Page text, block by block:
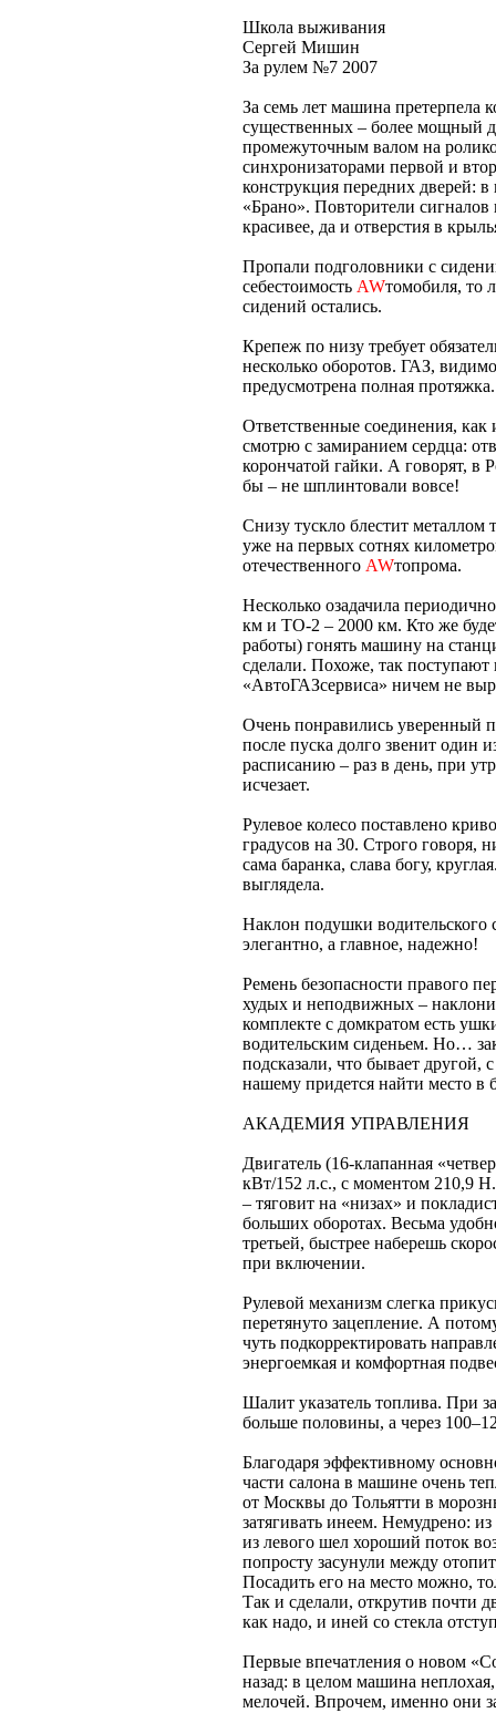
Школа выживания
Сергей Мишин
За рулем №7 2007
За семь лет машина претерпела
существенных – более мощный
промежуточным валом на
синхронизаторами первой и
конструкция передних дверей:
«Брано». Повторители сигналов
красивее, да и отверстия в
Пропали подголовники с
себестоимость AWтомобиля, то
сидений остались.
Крепеж по низу требует
несколько оборотов. ГАЗ,
предусмотрена полная протяжка.
Ответственные соединения,
смотрю с замиранием сердца:
корончатой гайки. А говорят, в
бы – не шплинтовали вовсе!
Снизу тускло блестит металлом
уже на первых сотнях
отечественного AWтопрома.
Несколько озадачила
км и ТО-2 – 2000 км. Кто же
работы) гонять машину на
сделали. Похоже, так поступают
«АвтоГАЗсервиса» ничем не
Очень понравились уверенный
после пуска долго звенит один
расписанию – раз в день, при
исчезает.
Рулевое колесо поставлено
градусов на 30. Строго говоря,
сама баранка, слава богу,
выглядела.
Наклон подушки водительского
элегантно, а главное, надежно!
Ремень безопасности правого
худых и неподвижных –
комплекте с домкратом есть
водительским сиденьем. Но…
подсказали, что бывает
нашему придется найти место в
АКАДЕМИЯ УПРАВЛЕНИЯ
Двигатель (16-клапанная
кВт/152 л.с., с моментом 210,9
– тяговит на «низах» и
больших оборотах. Весьма
третьей, быстрее наберешь
при включении.
Рулевой механизм слегка
перетянуто зацепление. А
чуть подкорректировать
энергоемкая и комфортная
Шалит указатель топлива. При
больше половины, а через
Благодаря эффективному
части салона в машине очень
от Москвы до Тольятти в
затягивать инеем. Немудрено: из
из левого шел хороший поток
попросту засунули между
Посадить его на место можно,
Так и сделали, открутив почти
как надо, и иней со стекла
Первые впечатления о новом
назад: в целом машина
мелочей. Впрочем, именно они